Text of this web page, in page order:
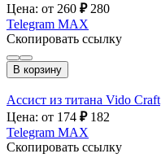
Цена: от 260 ₽ 280
Telegram MAX
Скопировать ссылку
В корзину
Ассист из титана Vido Craft
Цена: от 174 ₽ 182
Telegram MAX
Скопировать ссылку